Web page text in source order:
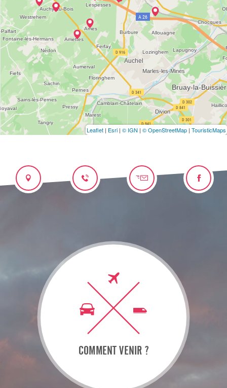
Leaflet | Esri | © IGN | © OpenStreetMap | TouristicMaps
COMMENT VENIR ?